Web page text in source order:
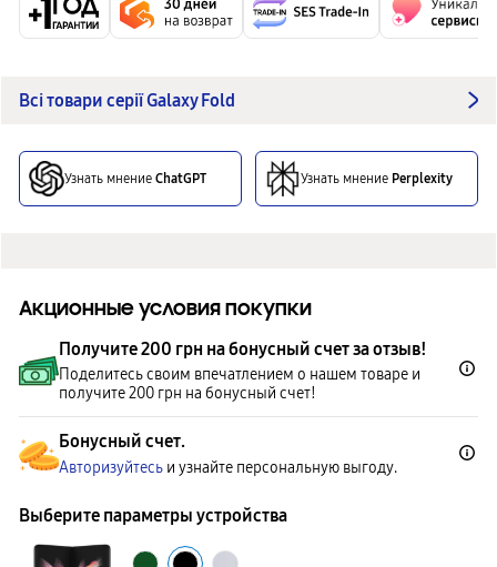
Всі товари серії Galaxy Fold
Узнать мнение ChatGPT Узнать мнение Perplexity
Акционные условия покупки
Получите 200 грн на бонусный счет за отзыв!
Поделитесь своим впечатлением о нашем товаре и
получите 200 грн на бонусный счет!
Бонусный счет.
Авторизуйтесь и узнайте персональную выгоду.
Выберите параметры устройства